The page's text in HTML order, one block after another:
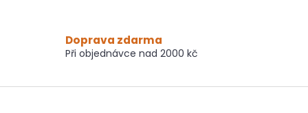
Doprava zdarma
Při objednávce nad 2000 kč
Z